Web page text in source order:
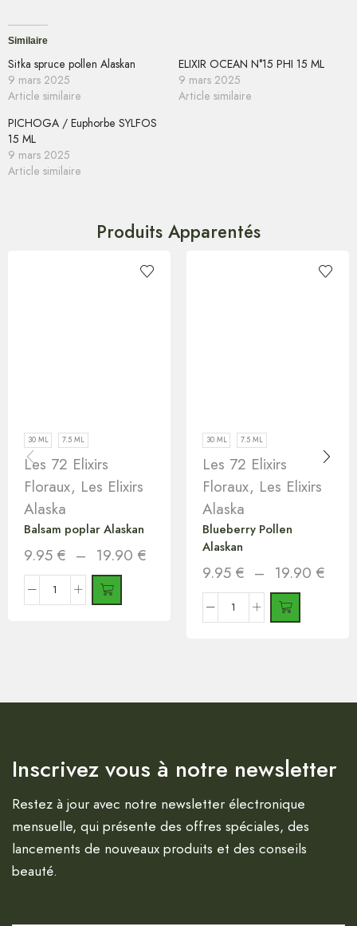
Similaire
Sitka spruce pollen Alaskan
9 mars 2025
Article similaire
ELIXIR OCEAN N°15 PHI 15 ML
9 mars 2025
Article similaire
PICHOGA / Euphorbe SYLFOS
15 ML
9 mars 2025
Article similaire
Produits Apparentés
30 ML 7.5 ML
Les 72 Elixirs
Floraux, Les Elixirs
Alaska
Balsam poplar Alaskan
9.95 € – 19.90 €
30 ML 7.5 ML
Les 72 Elixirs
Floraux, Les Elixirs
Alaska
Blueberry Pollen
Alaskan
9.95 € – 19.90 €
Inscrivez vous à notre newsletter
Restez à jour avec notre newsletter électronique
mensuelle, qui présente des offres spéciales, des
lancements de nouveaux produits et des conseils
beauté.